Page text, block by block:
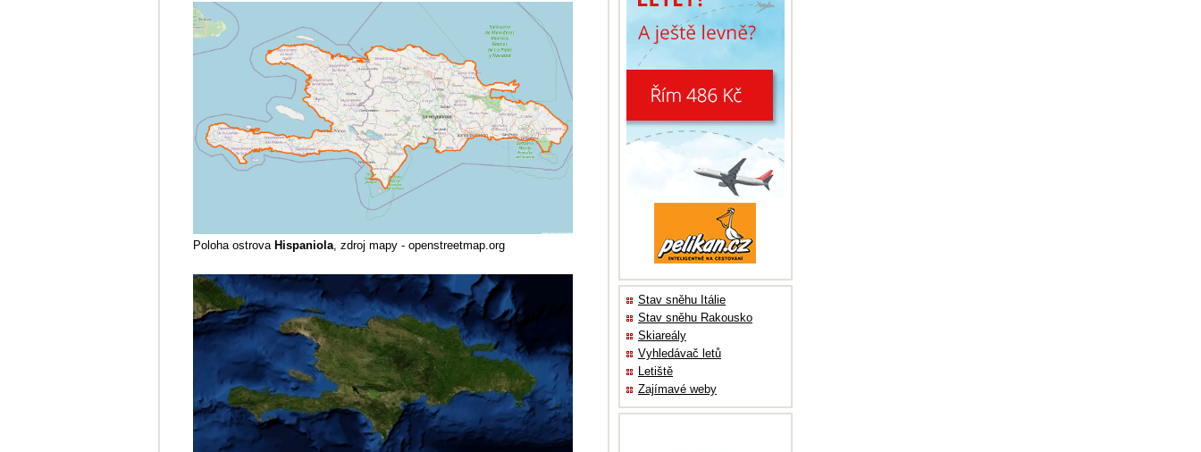
Poloha ostrova Hispaniola, zdroj mapy - openstreetmap.org
Stav sněhu Itálie
Stav sněhu Rakousko
Skiareály
Vyhledávač letů
Letiště
Zajímavé weby